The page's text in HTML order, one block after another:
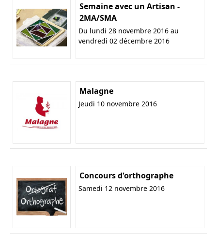
Semaine avec un Artisan -
2MA/SMA
Du lundi 28 novembre 2016 au
vendredi 02 décembre 2016
Malagne
Jeudi 10 novembre 2016
Concours d'orthographe
Samedi 12 novembre 2016